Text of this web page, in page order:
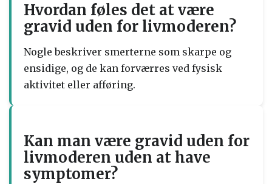
Hvordan føles det at være
gravid uden for livmoderen?
Nogle beskriver smerterne som skarpe og
ensidige, og de kan forværres ved fysisk
aktivitet eller afføring.
Kan man være gravid uden for
livmoderen uden at have
symptomer?